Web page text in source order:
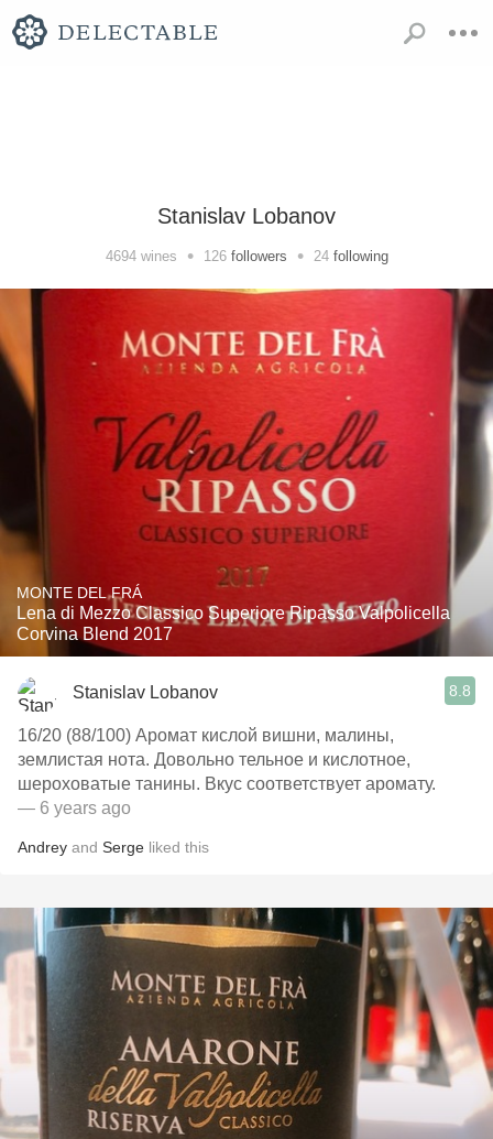
Stanislav Lobanov
4694wines • 126 followers • 24 following
MONTE DEL FRÁ
Lena di Mezzo Classico Superiore Ripasso Valpolicella
Corvina Blend 2017
Stanislav Lobanov 8.8
16/20 (88/100) Аромат кислой вишни, малины,
землистая нота. Довольно тельное и кислотное,
шероховатые танины. Вкус соответствует аромату.
— 6 years ago
Andrey and Serge liked this